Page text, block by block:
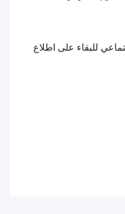
للبقاء على اطلاع